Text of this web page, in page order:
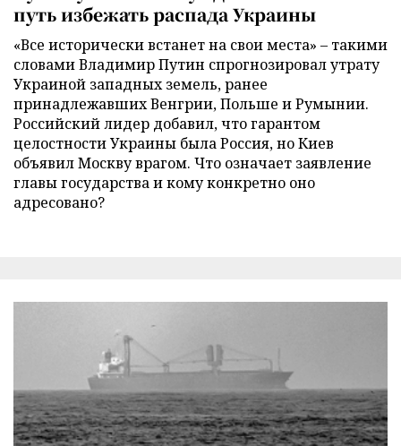
путь избежать распада Украины
«Все исторически встанет на свои места» – такими
словами Владимир Путин спрогнозировал утрату
Украиной западных земель, ранее
принадлежавших Венгрии, Польше и Румынии.
Российский лидер добавил, что гарантом
целостности Украины была Россия, но Киев
объявил Москву врагом. Что означает заявление
главы государства и кому конкретно оно
адресовано?